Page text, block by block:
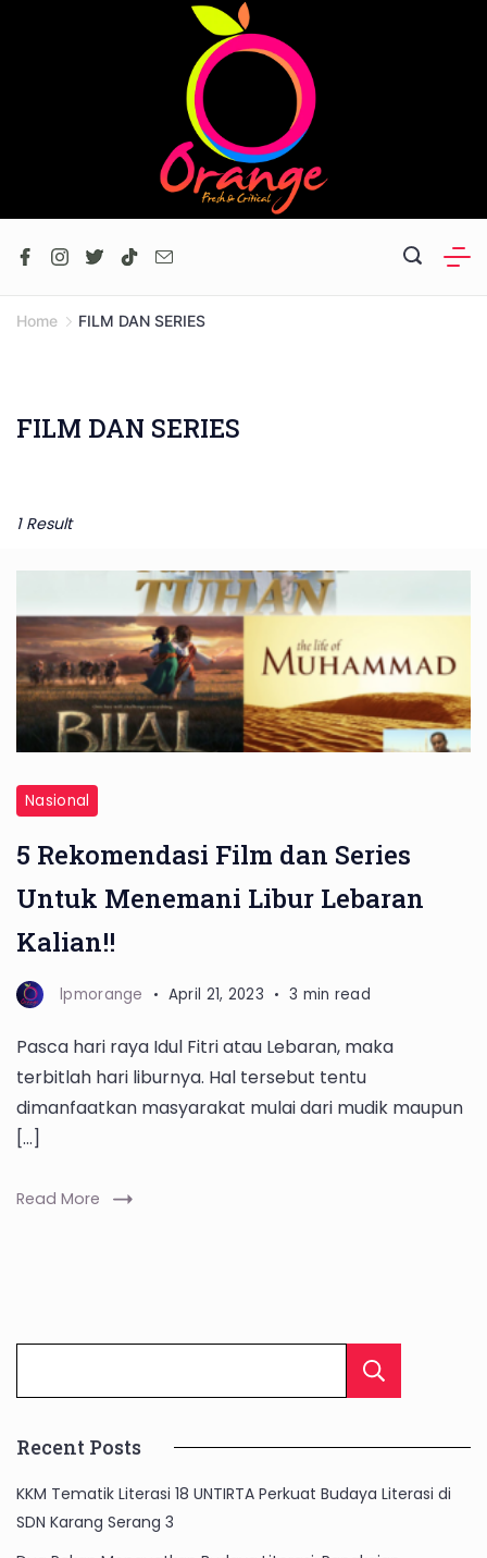
Home FILM DAN SERIES
FILM DAN SERIES
1 Result
Nasional
5 Rekomendasi Film dan Series
Untuk Menemani Libur Lebaran
Kalian!!
lpmorange April 21, 2023 3 min read
Pasca hari raya Idul Fitri atau Lebaran, maka
terbitlah hari liburnya. Hal tersebut tentu
dimanfaatkan masyarakat mulai dari mudik maupun
[…]
Read More
Recent Posts
KKM Tematik Literasi 18 UNTIRTA Perkuat Budaya Literasi di
SDN Karang Serang 3